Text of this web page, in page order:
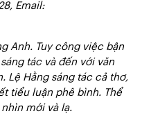
Email:
Anh. Tuy công việc bận
tác và đến với văn
Lệ Hằng sáng tác cả thơ,
tiểu luận phê bình. Thể
mới và lạ.